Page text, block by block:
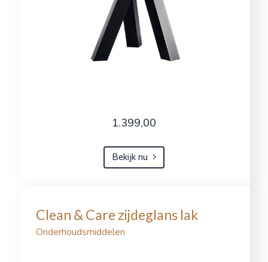
1.399,00
Bekijk nu
Clean & Care zijdeglans lak
Onderhoudsmiddelen